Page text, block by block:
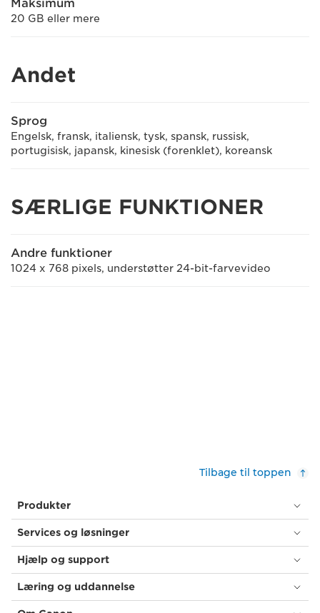
Maksimum
20 GB eller mere
Andet
Sprog
Engelsk, fransk, italiensk, tysk, spansk, russisk,
portugisisk, japansk, kinesisk (forenklet), koreansk
SÆRLIGE FUNKTIONER
Andre funktioner
1024 x 768 pixels, understøtter 24-bit-farvevideo
Tilbage til toppen
Produkter
Services og løsninger
Hjælp og support
Læring og uddannelse